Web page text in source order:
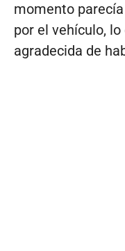
momento
por el vehículo,
agradecida de